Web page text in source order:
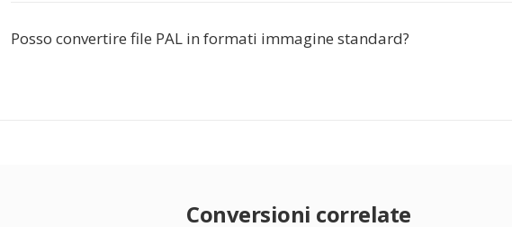
Posso convertire file PAL in formati immagine standard?
Conversioni correlate